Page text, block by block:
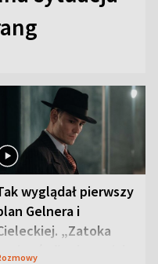
wyglądał pierwszy
Gelnera i
„Zatoka
od razu ich